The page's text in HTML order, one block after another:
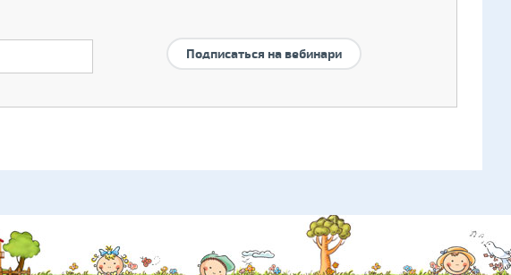
Подписаться на вебинари